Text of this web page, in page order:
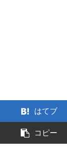
はてブ
コピー